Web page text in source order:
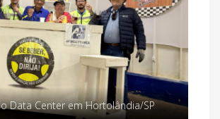
Data Center em Hortolândia/SP